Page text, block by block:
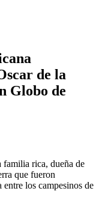
de la
Globo de
familia rica, dueña de
que fueron
los campesinos de